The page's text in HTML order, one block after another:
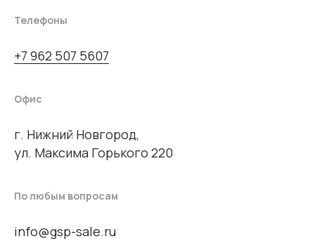
Телефоны
+7 962 507 5607
Офис
г. Нижний Новгород,
ул. Максима Горького 220
По любым вопросам
info@gsp-sale.ru